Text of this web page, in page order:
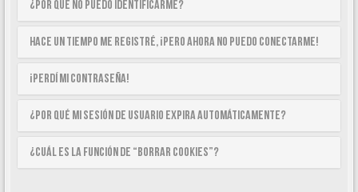
¿Por qué no puedo identificarme?
Hace un tiempo me registré, ¡pero ahora no puedo conectarme!
¡Perdí mi contraseña!
¿Por qué mi sesión de usuario expira automáticamente?
¿Cuál es la función de “Borrar cookies”?